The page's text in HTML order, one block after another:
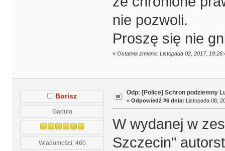
nie pozwoli.
Proszę się nie
« Ostatnia zmiana: Listopada 02, 2017,
Borisz
Gaduła
Wiadomości: 460
Odp: [Police] Schron podziemny
« Odpowiedź #6 dnia: Listopada 08,
W wydanej w
Szczecin"